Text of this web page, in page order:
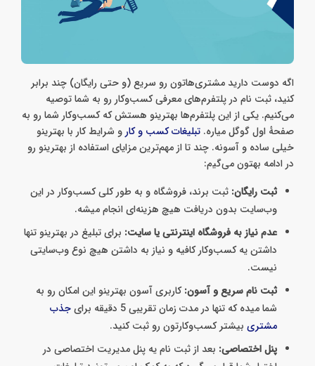
اگه دوست دارید مشتری‌هاتون رو سریع (و حتی رایگان) چند برابر
کنید، ثبت نام در پلتفرم‌های معرفی کسب‌وکار رو به شما توصیه
می‌کنیم. یکی از این پلتفرم‌ها بهترینو هستش که کسب‌وکار شما رو به
صفحهٔ اول گوگل میاره. تبلیغات کسب و کار و شرایط کار با بهترینو
خیلی ساده و آسونه. چند تا از مهم‌ترین مزایای استفاده از بهترینو رو
در ادامه بهتون می‌گی‍‌م:
ثبت رایگان: ثبت برند، فروشگاه و به طور کلی کسب‌وکار در این
وب‌سایت بدون دریافت هیچ هزینه‌ای انجام میشه.
عدم نیاز به فروشگاه اینترنتی یا سایت: برای تبلیغ در بهترینو تنها
داشتن یه کسب‌و‌کار کافیه و نیاز به داشتن هیچ نوع وب‌سایتی
نیست.
ثبت نام سریع و آسون:کاربری آسون بهترینو این امکان رو به
شما میده که تنها در مدت زمان تقریبی 5 دقیقه برای
جذب
مشتری بیشتر کسب‌وکارتون رو ثبت کنید.
پنل اختصاصی: بعد از ثبت نام یه پنل مدیریت اختصاصی در